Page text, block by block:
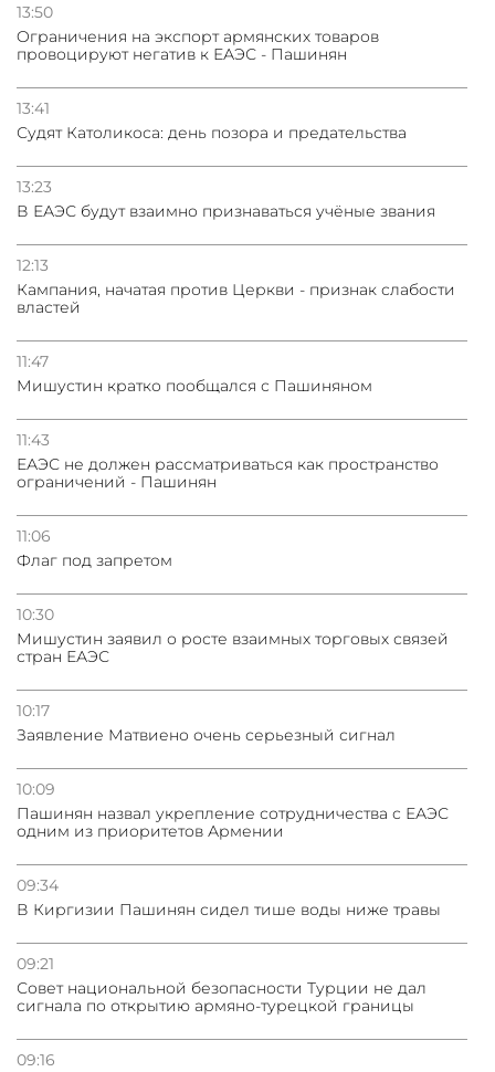
13:50
Oграничения на экспорт армянских товаров
провоцируют негатив к ЕАЭС - Пашинян
13:41
Судят Католикоса: день позора и предательства
13:23
В ЕАЭС будут взаимно признаваться учёные звания
12:13
Кампания, начатая против Церкви - признак слабости
властей
11:47
Мишустин кратко пообщался с Пашиняном
11:43
ЕАЭС не должен рассматриваться как пространство
ограничений - Пашинян
11:06
Флаг под запретом
10:30
Мишустин заявил о росте взаимных торговых связей
стран ЕАЭС
10:17
Заявление Матвиено очень серьезный сигнал
10:09
Пашинян назвал укрепление сотрудничества с ЕАЭС
одним из приоритетов Армении
09:34
В Киргизии Пашинян сидел тише воды ниже травы
09:21
Совет национальной безопасности Турции не дал
сигнала по открытию армяно-турецкой границы
09:16
Азербайджане
Сотрудничество и очереди – детали визита главы
погрануправления СНБ Армении в Тбилиси